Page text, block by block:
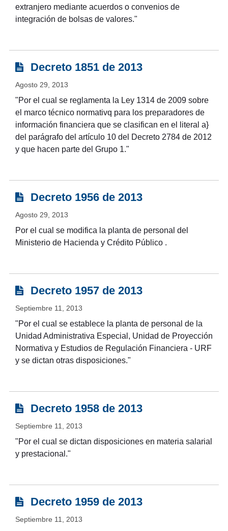
extranjero mediante acuerdos o convenios de
integración de bolsas de valores."
Decreto 1851 de 2013
Agosto 29, 2013
"Por el cual se reglamenta la Ley 1314 de 2009 sobre
el marco técnico normativq para los preparadores de
información financiera que se clasifican en el literal a}
del parágrafo del artículo 10 del Decreto 2784 de 2012
y que hacen parte del Grupo 1."
Decreto 1956 de 2013
Agosto 29, 2013
Por el cual se modifica la planta de personal del
Ministerio de Hacienda y Crédito Público .
Decreto 1957 de 2013
Septiembre 11, 2013
"Por el cual se establece la planta de personal de la
Unidad Administrativa Especial, Unidad de Proyección
Normativa y Estudios de Regulación Financiera - URF
y se dictan otras disposiciones."
Decreto 1958 de 2013
Septiembre 11, 2013
"Por el cual se dictan disposiciones en materia salarial
y prestacional."
Decreto 1959 de 2013
Septiembre 11, 2013